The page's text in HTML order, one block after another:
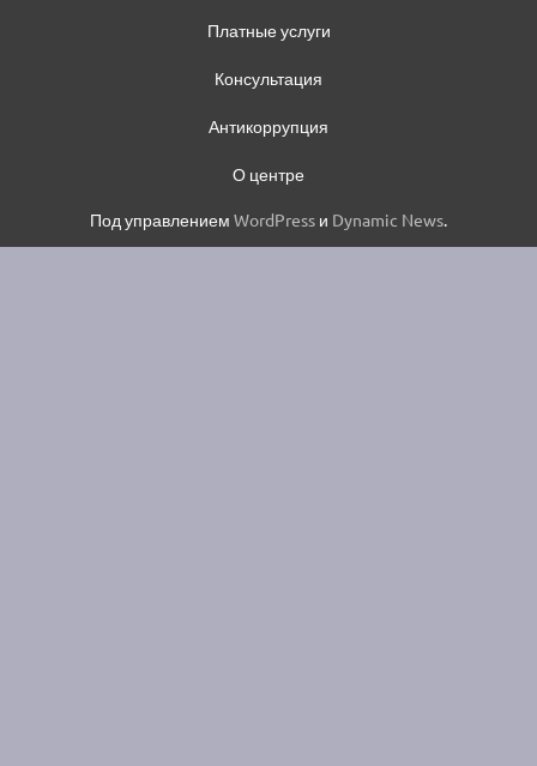
Платные услуги
Консультация
Антикоррупция
О центре
Под управлением WordPress и Dynamic News.